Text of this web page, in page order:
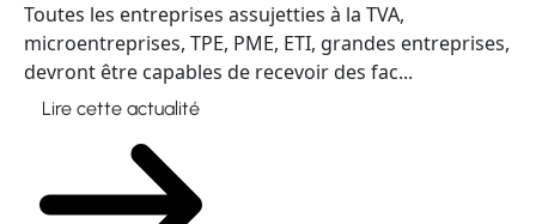
Toutes les entreprises assujetties à la TVA,
microentreprises, TPE, PME, ETI, grandes entreprises,
devront être capables de recevoir des fac...
Lire cette actualité